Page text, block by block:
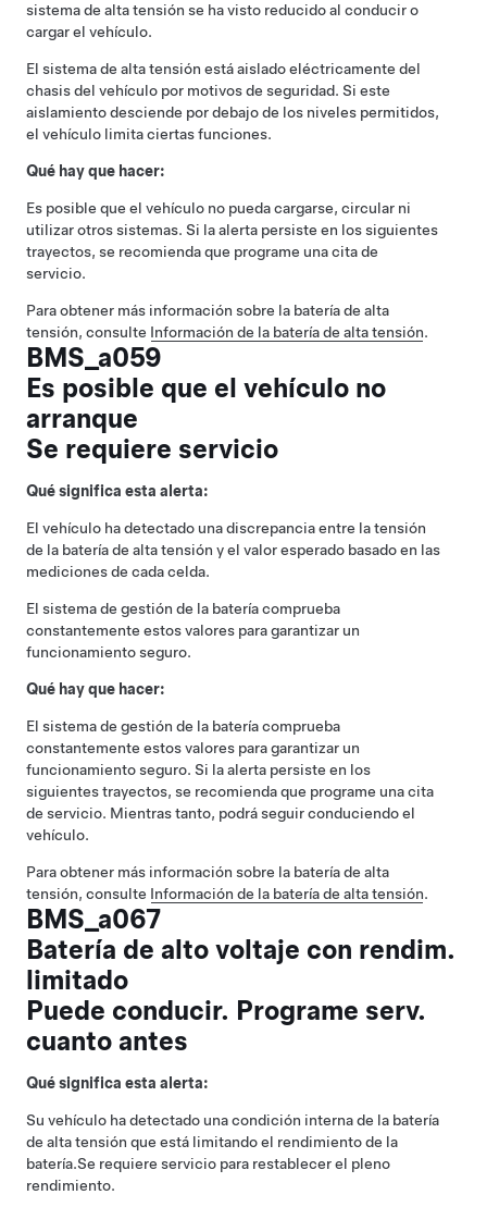
sistema de alta tensión se ha visto reducido al conducir o
cargar el vehículo.
El sistema de alta tensión está aislado eléctricamente del
chasis del vehículo por motivos de seguridad. Si este
aislamiento desciende por debajo de los niveles permitidos,
el vehículo limita ciertas funciones.
Qué hay que hacer:
Es posible que el vehículo no pueda cargarse, circular ni
utilizar otros sistemas. Si la alerta persiste en los siguientes
trayectos, se recomienda que programe una cita de
servicio.
Para obtener más información sobre la batería de alta
tensión, consulte Información de la batería de alta tensión.
BMS_a059
Es posible que el vehículo no
arranque
Se requiere servicio
Qué significa esta alerta:
El vehículo ha detectado una discrepancia entre la tensión
de la batería de alta tensión y el valor esperado basado en las
mediciones de cada celda.
El sistema de gestión de la batería comprueba
constantemente estos valores para garantizar un
funcionamiento seguro.
Qué hay que hacer:
El sistema de gestión de la batería comprueba
constantemente estos valores para garantizar un
funcionamiento seguro. Si la alerta persiste en los
siguientes trayectos, se recomienda que programe una cita
de servicio. Mientras tanto, podrá seguir conduciendo el
vehículo.
Para obtener más información sobre la batería de alta
tensión, consulte Información de la batería de alta tensión.
BMS_a067
Batería de alto voltaje con rendim.
limitado
Puede conducir. Programe serv.
cuanto antes
Qué significa esta alerta:
Su vehículo ha detectado una condición interna de la batería
de alta tensión que está limitando el rendimiento de la
batería.Se requiere servicio para restablecer el pleno
rendimiento.